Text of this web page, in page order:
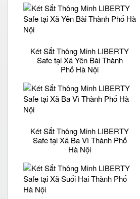
Két Sắt Thông Minh LIBERTY
Safe tại Xã Yên Bài Thành
Phố Hà Nội
Két Sắt Thông Minh LIBERTY
Safe tại Xã Ba Vì Thành Phố
Hà Nội